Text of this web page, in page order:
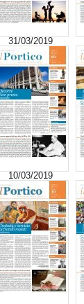
31/03/2019
10/03/2019